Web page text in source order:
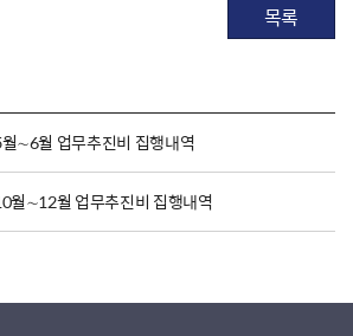
목록
∼6월 업무추진비 집행내역
월∼12월 업무추진비 집행내역